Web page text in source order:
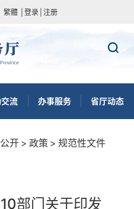
繁體 登录 注册
流 办事服务 省厅动态
开 > 政策 > 规范性文件
部门关于印发